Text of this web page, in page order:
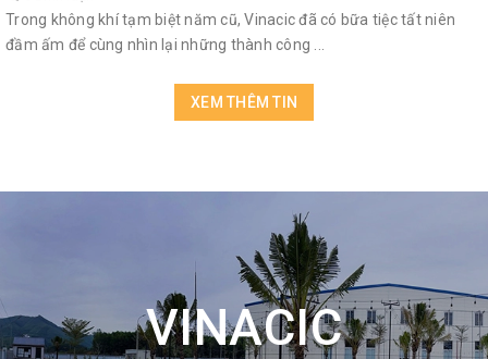
Trong không khí tạm biệt năm cũ, Vinacic đã có bữa tiệc tất niên
đầm ấm để cùng nhìn lại những thành công ...
XEM THÊM TIN
VINACIC